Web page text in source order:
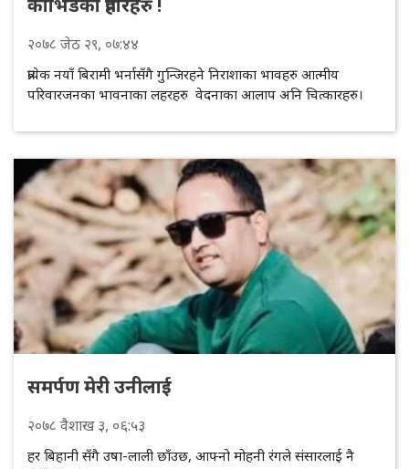
कोभिडका प्रहारहरु !
२०७८ जेठ २९, ०७:४४
प्रत्येक नयाँ बिरामी भर्नासँगै गुन्जिरहने निराशाका भावहरु आत्मीय
परिवारजनका भावनाका लहरहरु वेदनाका आलाप अनि चित्कारहरु।
समर्पण मेरी उनीलाई
२०७८ वैशाख३, ०६:५३
हर बिहानी सँगै उषा-लाली छाँउछ, आफ्नो मोहनी रंगले संसारलाई नै